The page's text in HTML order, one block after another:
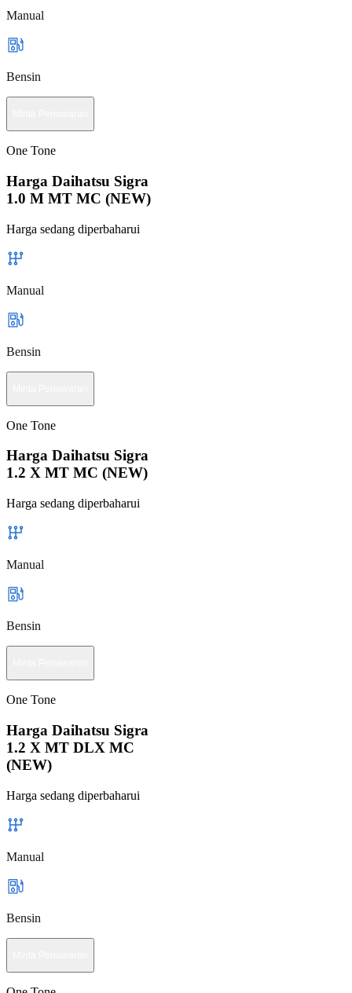
Manual
Bensin
One Tone
Harga Daihatsu Sigra
1.0 M MT MC (NEW)
Harga sedang diperbaharui
Manual
Bensin
One Tone
Harga Daihatsu Sigra
1.2 X MT MC (NEW)
Harga sedang diperbaharui
Manual
Bensin
One Tone
Harga Daihatsu Sigra
1.2 X MT DLX MC
(NEW)
Harga sedang diperbaharui
Manual
Bensin